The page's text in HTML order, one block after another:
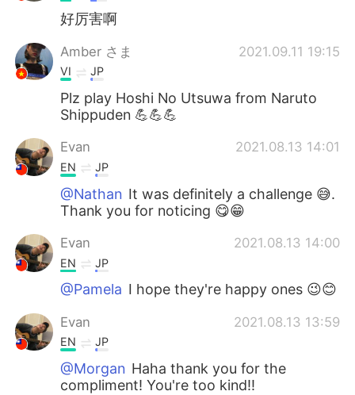
好厉害啊
Amber さま 2021.09.11 19:15
VI JP
Plz play Hoshi No Utsuwa from Naruto
Shippuden 💪💪💪
Evan 2021.08.13 14:01
EN JP
@Nathan It was definitely a challenge 😅.
Thank you for noticing 😋😁
Evan 2021.08.13 14:00
EN JP
@Pamela I hope they're happy ones 😉😊
Evan 2021.08.13 13:59
EN JP
@Morgan Haha thank you for the
compliment! You're too kind!!